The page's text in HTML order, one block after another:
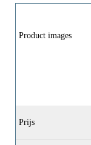
Product images
Prijs